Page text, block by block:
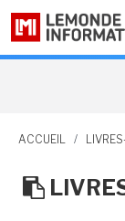
ACCUEIL /